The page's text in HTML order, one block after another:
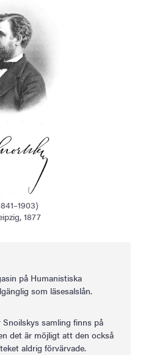
1877
på Humanistiska
som läsesalslån.
samling finns på
det är möjligt att den också
aldrig förvärvade.